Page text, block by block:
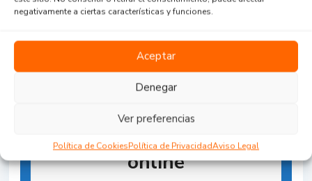
negativamente a ciertas características y funciones.
Aceptar
Denegar
Ver preferencias
Política de CookiesPolítica de PrivacidadAviso Legal
Reserva la Propiedad
online